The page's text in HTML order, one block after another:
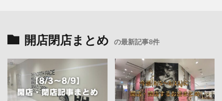
開店閉店まとめ の最新記事8件